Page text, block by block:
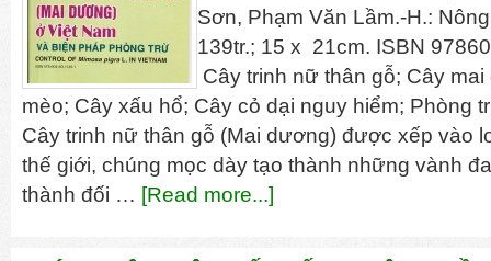
Sơn, Phạm Văn Lầm.-H.:
139tr.; 15 x 21cm. ISBN
Cây trinh nữ thân gỗ; Cây
mèo; Cây xấu hổ; Cây cỏ dại nguy hiểm; Phòng
Cây trinh nữ thân gỗ (Mai dương) được xếp vào
thế giới, chúng mọc dày tạo thành những vành
thành đối … [Read more...]